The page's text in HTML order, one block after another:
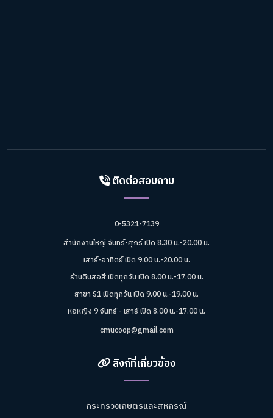
ติดต่อสอบถาม
0-5321-7139
สำนักงานใหญ่ จันทร์-ศุกร์ เปิด 8.30 น.-20.00 น.
เสาร์-อาทิตย์ เปิด 9.00 น.-20.00 น.
ร้านดินสอสี เปิดทุกวัน เปิด 8.00 น.-17.00 น.
สาขา S1 เปิดทุกวัน เปิด 9.00 น.-19.00 น.
หอหญิง 9 จันทร์ - เสาร์ เปิด 8.00 น.-17.00 น.
cmucoop@gmail.com
ลิงก์ที่เกี่ยวข้อง
กระทรวงเกษตรและสหกรณ์